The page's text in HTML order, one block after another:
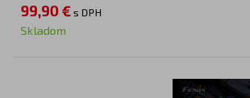
99,90 €s DPH
Skladom